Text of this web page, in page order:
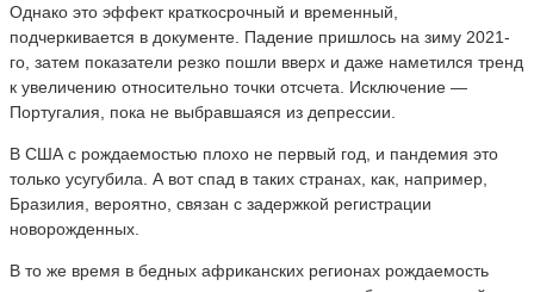
Однако это эффект краткосрочный и временный,
подчеркивается в документе. Падение пришлось на зиму 2021-
го, затем показатели резко пошли вверх и даже наметился тренд
к увеличению относительно точки отсчета. Исключение —
Португалия, пока не выбравшаяся из депрессии.
В США с рождаемостью плохо не первый год, и пандемия это
только усугубила. А вот спад в таких странах, как, например,
Бразилия, вероятно, связан с задержкой регистрации
новорожденных.
В то же время в бедных африканских регионах рождаемость